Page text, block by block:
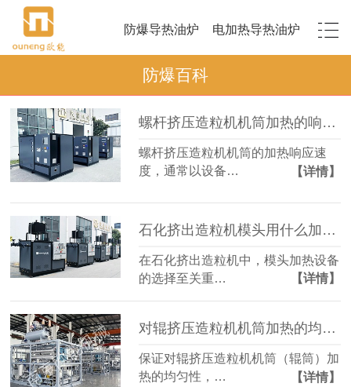
防爆导热油炉 电加热导热油炉
防爆百科
螺杆挤压造粒机机筒加热的响应速度如何？
螺杆挤压造粒机机筒的加热响应速
度，通常以设备…
【详情】
石化挤出造粒机模头用什么加热设备？
在石化挤出造粒机中，模头加热设备
的选择至关重…
【详情】
对辊挤压造粒机机筒加热的均匀性如何保证？
保证对辊挤压造粒机机筒（辊筒）加
热的均匀性，…
【详情】